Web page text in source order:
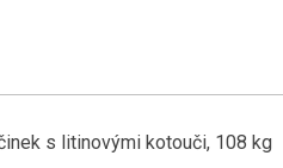
s litinovými kotouči, 108 kg